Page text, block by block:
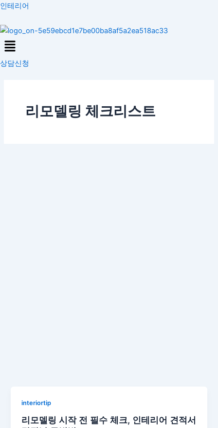
콘
츠
로
건
너
인테리어
Menu
상담신청
리모델링 체크리스트
interiortip
리모델링 시작 전 필수 체크, 인테리어 견적서